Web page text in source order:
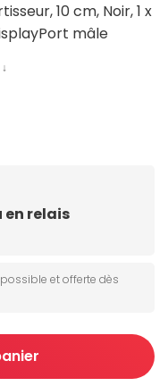
10 cm, Noir, 1 x
mâle
en relais
possible et offerte dès